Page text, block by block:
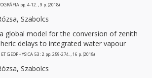
pp. 4-12. , 9 p. (2018)
Szabolcs
global model for the conversion of zenith
delays to integrated water vapour
GEOPHYSICA 53 : 2 pp. 259-274. , 16 p. (2018)
Szabolcs